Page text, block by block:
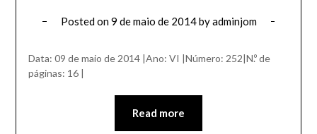
Posted on9 de maio de 2014byadminjom
Data: 09 de maio de 2014 |Ano: VI |Número: 252|N.º de
páginas: 16 |
Read more